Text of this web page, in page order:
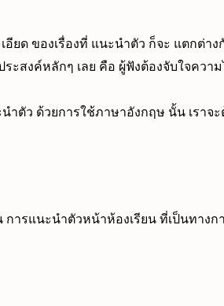
อียด ของเรื่องที่ แนะนำตัว ก็จะ แตกต่
ะสงค์หลักๆ เลย คือ ผู้ฟังต้องจับใจควา
ำตัว ด้วยการใช้ภาษาอังกฤษ นั้น เราจะ
แนะนำตัวหน้าห้องเรียน ที่เป็นทางก